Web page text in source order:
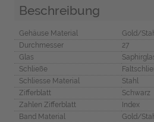
Beschreibung
Gehäuse Material
Gold/
Durchmesser
27
Glas
Schließe
Schliesse Material
Stahl
Zifferblatt
Schwarz
Zahlen Zifferblatt
Index
Band Material
Gold/